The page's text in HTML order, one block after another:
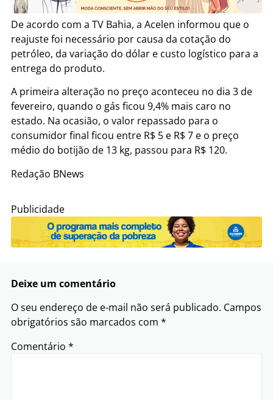
De acordo com a TV Bahia, a Acelen informou que o
reajuste foi necessário por causa da cotação do
petróleo, da variação do dólar e custo logístico para a
entrega do produto.
A primeira alteração no preço aconteceu no dia 3 de
fevereiro, quando o gás ficou 9,4% mais caro no
estado. Na ocasião, o valor repassado para o
consumidor final ficou entre R$ 5 e R$ 7 e o preço
médio do botijão de 13 kg, passou para R$ 120.
Redação BNews
Publicidade
Deixe um comentário
O seu endereço de e-mail não será publicado. Campos
obrigatórios são marcados com *
Comentário *